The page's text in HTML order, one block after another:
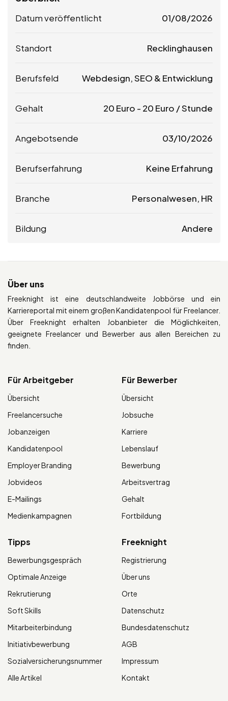
Datum veröffentlicht 01/08/2026
Standort Recklinghausen
Berufsfeld Webdesign, SEO & Entwicklung
Gehalt 20 Euro - 20 Euro / Stunde
Angebotsende 03/10/2026
Berufserfahrung Keine Erfahrung
Branche Personalwesen, HR
Bildung Andere
Über uns
Freeknight ist eine deutschlandweite Jobbörse und ein
Karriereportal mit einem großen Kandidatenpool für Freelancer.
Über Freeknight erhalten Jobanbieter die Möglichkeiten,
geeignete Freelancer und Bewerber aus allen Bereichen zu
finden.
Für Arbeitgeber
Übersicht
Freelancersuche
Jobanzeigen
Kandidatenpool
Employer Branding
Jobvideos
E-Mailings
Medienkampagnen
Für Bewerber
Übersicht
Jobsuche
Karriere
Lebenslauf
Bewerbung
Arbeitsvertrag
Gehalt
Fortbildung
Tipps
Bewerbungsgespräch
Optimale Anzeige
Rekrutierung
Soft Skills
Mitarbeiterbindung
Initiativbewerbung
Sozialversicherungsnummer
Alle Artikel
Freeknight
Registrierung
Über uns
Orte
Datenschutz
Bundesdatenschutz
AGB
Impressum
Kontakt